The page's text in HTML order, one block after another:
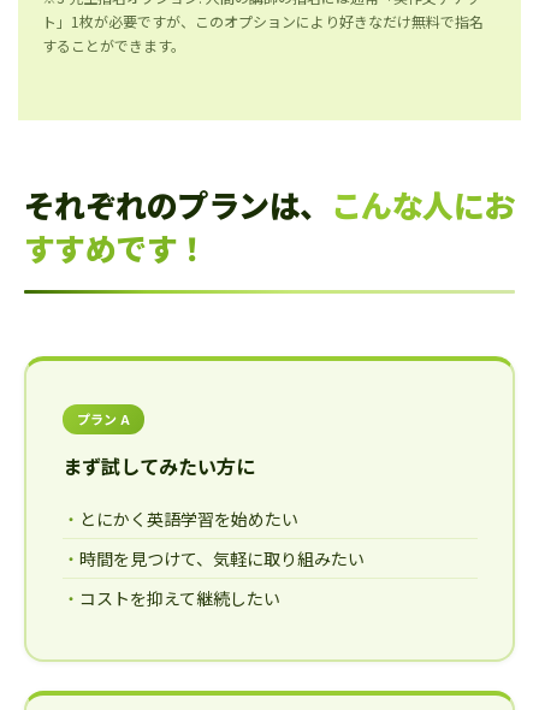
ト」1枚が必要ですが、このオプションにより好きなだけ無料で指名
することができます。
それぞれのプランは、 こんな人にお
すすめです！
プラン A
まず試してみたい方に
とにかく英語学習を始めたい
時間を見つけて、気軽に取り組みたい
コストを抑えて継続したい